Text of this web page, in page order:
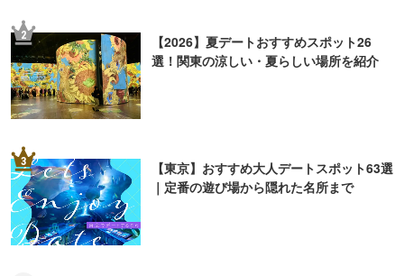
2
【2026】夏デートおすすめスポット26
選！関東の涼しい・夏らしい場所を紹介
3
【東京】おすすめ大人デートスポット63選
｜定番の遊び場から隠れた名所まで